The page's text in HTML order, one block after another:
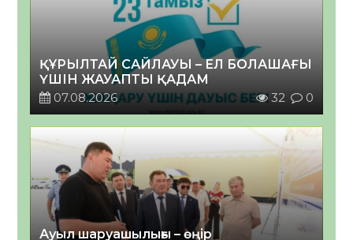
ҚҰРЫЛТАЙ САЙЛАУЫ – ЕЛ БОЛАШАҒЫ
ҮШІН ЖАУАПТЫ ҚАДАМ
07.08.2026
32 0
Ауыл шаруашылығы – өңір